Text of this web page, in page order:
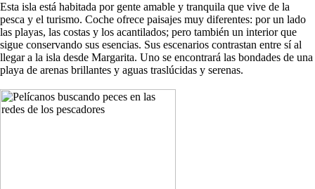
Esta isla está habitada por gente amable y tranquila que vive de la
pesca y el turismo. Coche ofrece paisajes muy diferentes: por un lado
las playas, las costas y los acantilados; pero también un interior que
sigue conservando sus esencias. Sus escenarios contrastan entre sí al
llegar a la isla desde Margarita. Uno se encontrará las bondades de una
playa de arenas brillantes y aguas traslúcidas y serenas.